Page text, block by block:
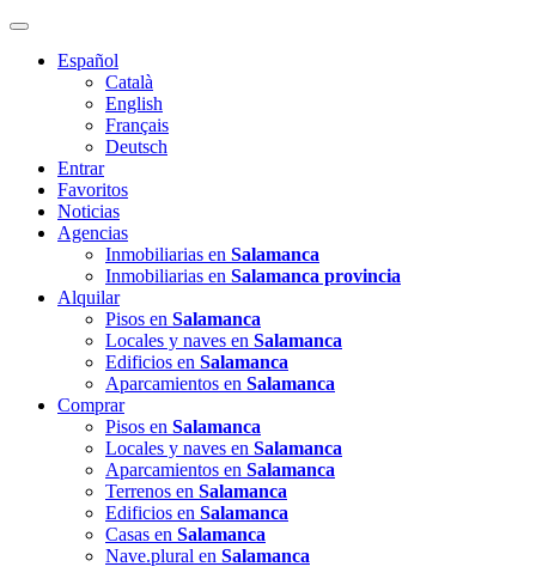
Español
Català
English
Français
Deutsch
Entrar
Favoritos
Noticias
Agencias
Inmobiliarias en Salamanca
Inmobiliarias en Salamanca provincia
Alquilar
Pisos en Salamanca
Locales y naves en Salamanca
Edificios en Salamanca
Aparcamientos en Salamanca
Comprar
Pisos en Salamanca
Locales y naves en Salamanca
Aparcamientos en Salamanca
Terrenos en Salamanca
Edificios en Salamanca
Casas en Salamanca
Nave.plural en Salamanca